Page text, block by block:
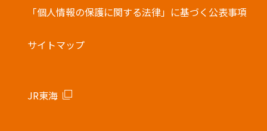
「個人情報の保護に関する法律」に基づく公表事項
サイトマップ
JR東海